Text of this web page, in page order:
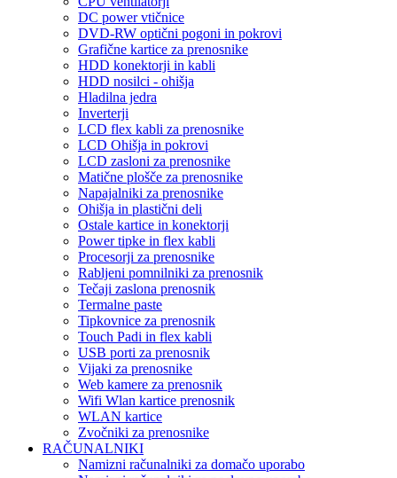
DC power vtičnice
DVD-RW optični pogoni in pokrovi
Grafične kartice za prenosnike
HDD konektorji in kabli
HDD nosilci - ohišja
Hladilna jedra
Inverterji
LCD flex kabli za prenosnike
LCD Ohišja in pokrovi
LCD zasloni za prenosnike
Matične plošče za prenosnike
Napajalniki za prenosnike
Ohišja in plastični deli
Ostale kartice in konektorji
Power tipke in flex kabli
Procesorji za prenosnike
Rabljeni pomnilniki za prenosnik
Tečaji zaslona prenosnik
Termalne paste
Tipkovnice za prenosnik
Touch Padi in flex kabli
USB porti za prenosnik
Vijaki za prenosnike
Web kamere za prenosnik
Wifi Wlan kartice prenosnik
WLAN kartice
Zvočniki za prenosnike
RAČUNALNIKI
Namizni računalniki za domačo uporabo